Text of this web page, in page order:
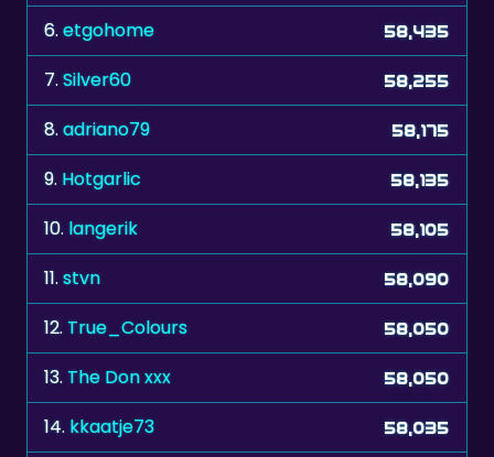
7. Silver60 58,255
8. adriano79 58,175
9. Hotgarlic 58,135
10.langerik 58,105
11. stvn 58,090
12.True_Colours 58,050
13. The Don xxx 58,050
14.kkaatje73 58,035
15. Gosia967 57,990